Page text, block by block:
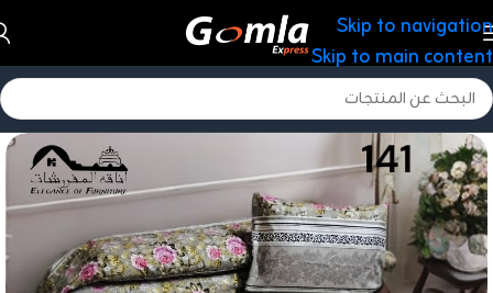
Skip to navigation
Skip to main content